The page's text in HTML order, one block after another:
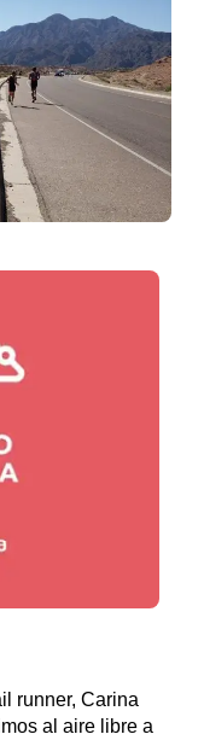
runner, Carina
al aire libre a